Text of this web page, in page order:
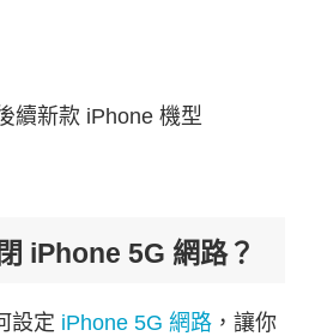
續新款 iPhone 機型
iPhone 5G 網路？
設定 iPhone 5G 網路 ，讓你